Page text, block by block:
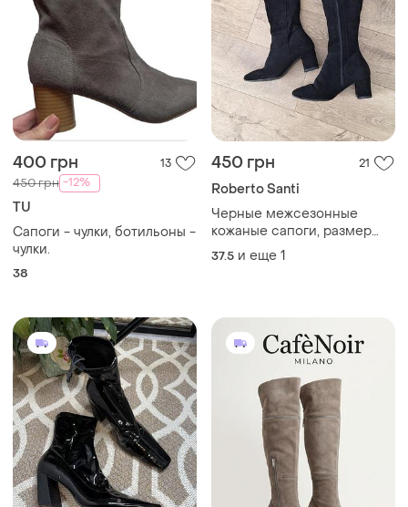
400 грн 13
450 грн -12%
TU
Сапоги - чулки, ботильоны -
чулки.
38
450 грн 21
Roberto Santi
Черные межсезонные
кожаные сапоги, размер
стельки 24,5см, roberto
santi
37.5 и еще 1